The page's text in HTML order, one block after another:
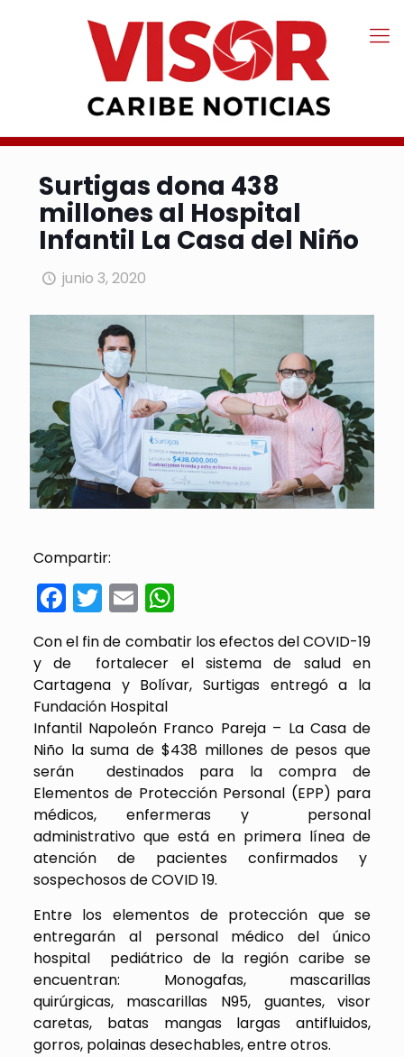
Surtigas dona 438
millones al Hospital
Infantil La Casa del Niño
junio 3, 2020
Compartir:
Facebook
Twitter
EmailWhatsApp
Con el fin de combatir los efectos del COVID-19
y de fortalecer el sistema de salud en
Cartagena y Bolívar, Surtigas entregó a la
Fundación Hospital
Infantil Napoleón Franco Pareja – La Casa de
Niño la suma de $438 millones de pesos que
serán destinados para la compra de
Elementos de Protección Personal (EPP) para
médicos, enfermeras y personal
administrativo que está en primera línea de
atención de pacientes confirmados y
sospechosos de COVID 19.
Entre los elementos de protección que se
entregarán al personal médico del único
hospital pediátrico de la región caribe se
encuentran: Monogafas, mascarillas
quirúrgicas, mascarillas N95, guantes, visor
caretas, batas mangas largas antifluidos,
gorros, polainas desechables, entre otros.